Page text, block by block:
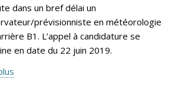
dans un bref délai un
prévisionniste en météorologie
B1. L’appel à candidature se
en date du 22 juin 2019.